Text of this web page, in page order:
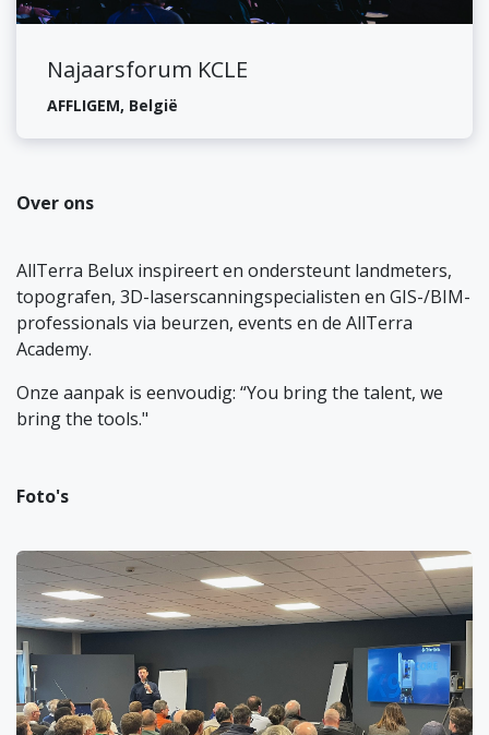
Najaarsforum KCLE
AFFLIGEM, België
Over ons
AllTerra Belux inspireert en ondersteunt landmeters,
topografen, 3D-laserscanningspecialisten en GIS-/BIM-
professionals via beurzen, events en de AllTerra
Academy.
Onze aanpak is eenvoudig: “You bring the talent, we
bring the tools."
Foto's